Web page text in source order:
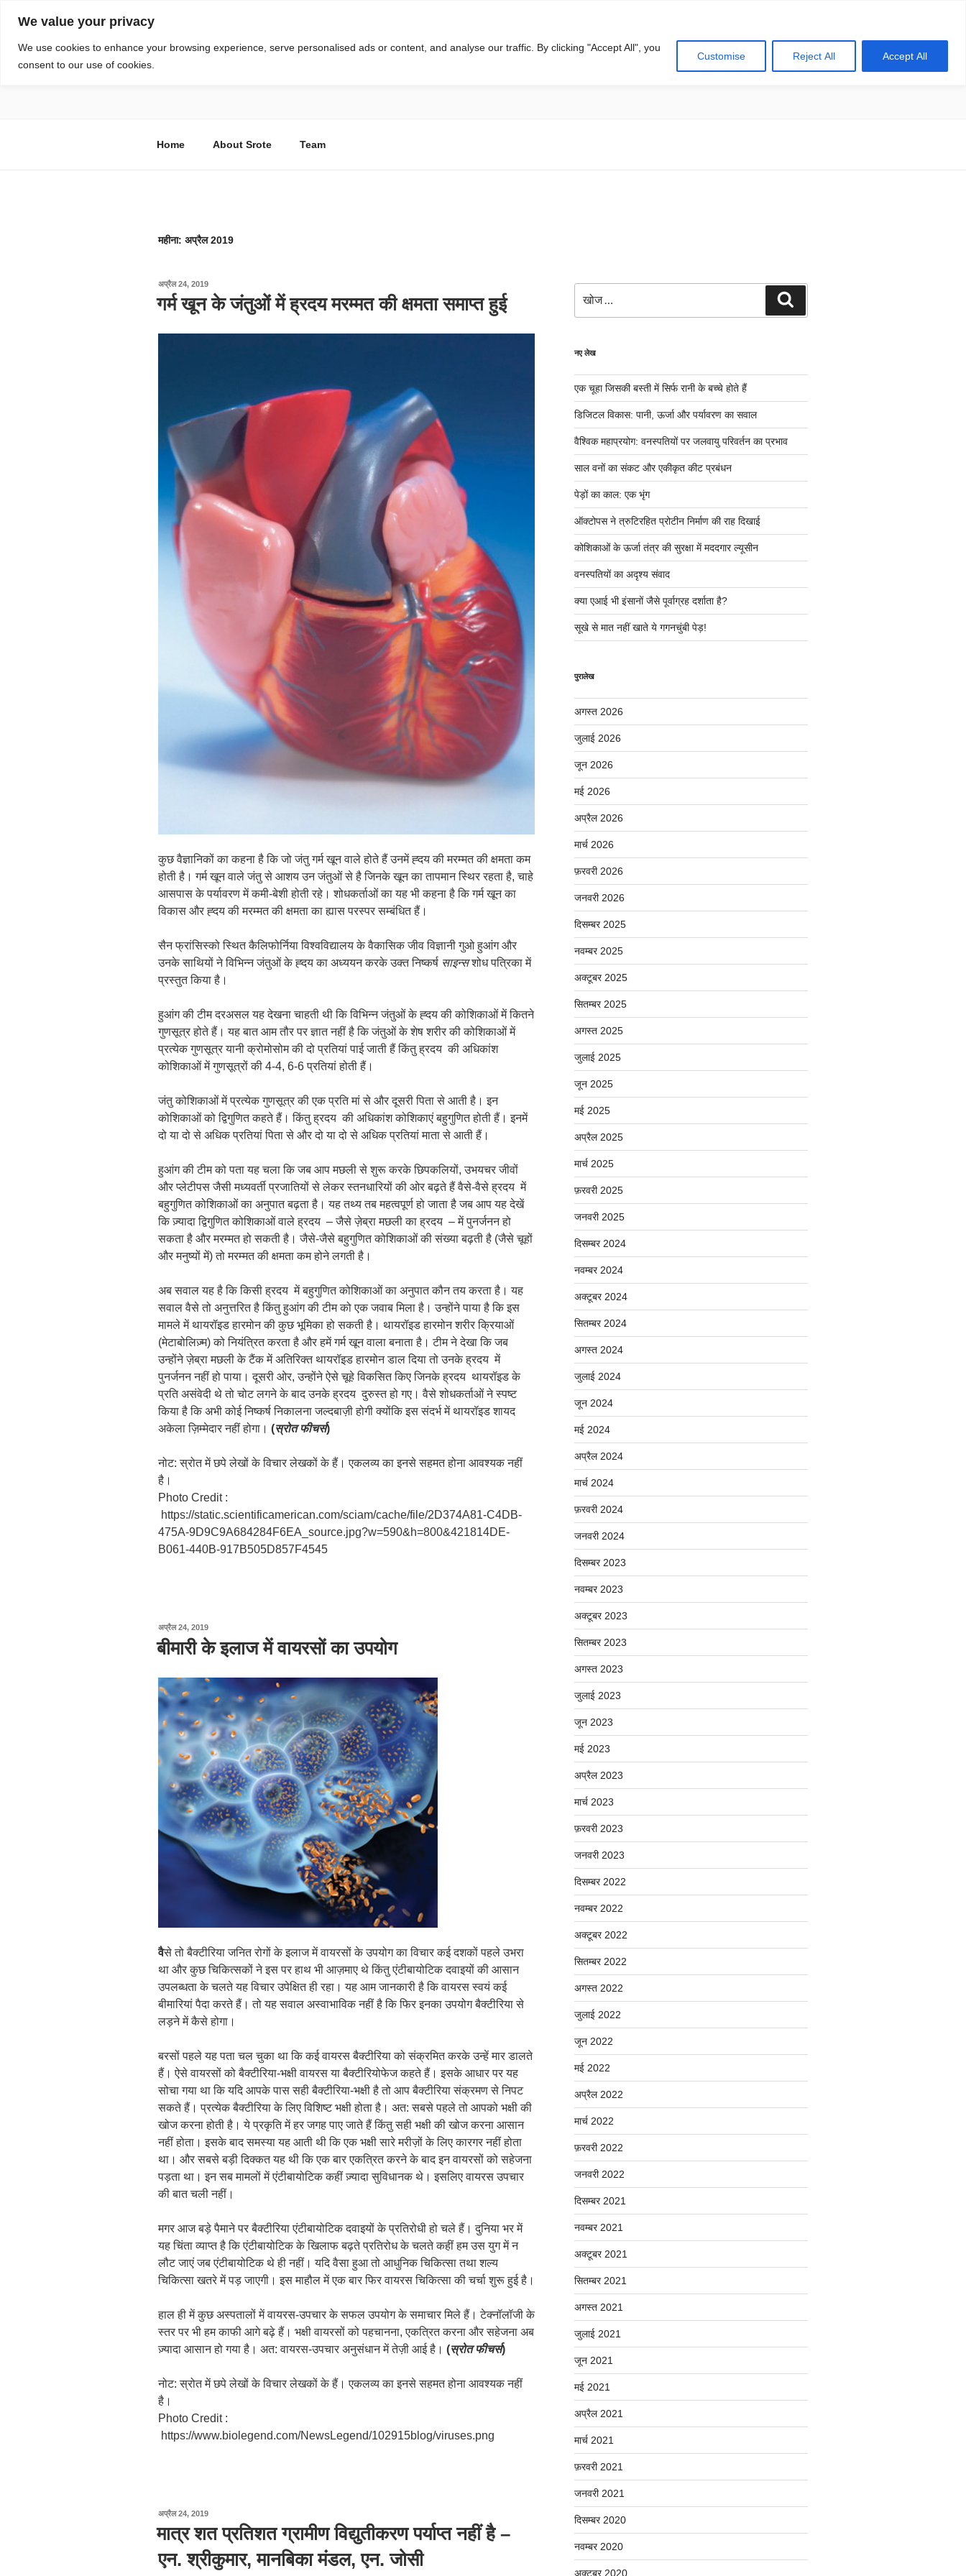
We value your privacy
We use cookies to enhance your browsing experience, serve personalised ads or content, and analyse our traffic. By clicking "Accept All", you
consent to our use of cookies.
Customise Reject All Accept All
स्रोत
Home About Srote Team
महीना: अप्रैल 2019
अप्रैल 24, 2019पर
प्रकाशित
किया
गर्म खून के जंतुओं में ह्रदय मरम्मत की क्षमता समाप्त हुई
कुछ वैज्ञानिकों का कहना है कि जो जंतु गर्म खून वाले होते हैं उनमें ह्दय की मरम्मत की क्षमता कम
होती है। गर्म खून वाले जंतु से आशय उन जंतुओं से है जिनके खून का तापमान स्थिर रहता है, चाहे
आसपास के पर्यावरण में कमी-बेशी होती रहे। शोधकर्ताओं का यह भी कहना है कि गर्म खून का
विकास और ह्दय की मरम्मत की क्षमता का ह्यास परस्पर सम्बंधित हैं।
सैन फ्रांसिस्को स्थित कैलिफोर्निया विश्वविद्यालय के वैकासिक जीव विज्ञानी गुओ हुआंग और
उनके साथियों ने विभिन्न जंतुओं के ह्दय का अध्ययन करके उक्त निष्कर्ष साइन्सशोध पत्रिका में
प्रस्तुत किया है।
हुआंग की टीम दरअसल यह देखना चाहती थी कि विभिन्न जंतुओं के ह्दय की कोशिकाओं में कितने
गुणसूत्र होते हैं। यह बात आम तौर पर ज्ञात नहीं है कि जंतुओं के शेष शरीर की कोशिकाओं में
प्रत्येक गुणसूत्र यानी क्रोमोसोम की दो प्रतियां पाई जाती हैं किंतु ह्रदय की अधिकांश
कोशिकाओं में गुणसूत्रों की 4-4, 6-6 प्रतियां होती हैं।
जंतु कोशिकाओं में प्रत्येक गुणसूत्र की एक प्रति मां से और दूसरी पिता से आती है। इन
कोशिकाओं को द्विगुणित कहते हैं। किंतु ह्रदय की अधिकांश कोशिकाएं बहुगुणित होती हैं। इनमें
दो या दो से अधिक प्रतियां पिता से और दो या दो से अधिक प्रतियां माता से आती हैं।
हुआंग की टीम को पता यह चला कि जब आप मछली से शुरू करके छिपकलियों, उभयचर जीवों
और प्लेटीपस जैसी मध्यवर्ती प्रजातियों से लेकर स्तनधारियों की ओर बढ़ते हैं वैसे-वैसे ह्रदय में
बहुगुणित कोशिकाओं का अनुपात बढ़ता है। यह तथ्य तब महत्वपूर्ण हो जाता है जब आप यह देखें
कि ज़्यादा द्विगुणित कोशिकाओं वाले ह्रदय – जैसे ज़ेब्रा मछली का ह्रदय – में पुनर्जनन हो
सकता है और मरम्मत हो सकती है। जैसे-जैसे बहुगुणित कोशिकाओं की संख्या बढ़ती है (जैसे चूहों
और मनुष्यों में) तो मरम्मत की क्षमता कम होने लगती है।
अब सवाल यह है कि किसी ह्रदय में बहुगुणित कोशिकाओं का अनुपात कौन तय करता है। यह
सवाल वैसे तो अनुत्तरित है किंतु हुआंग की टीम को एक जवाब मिला है। उन्होंने पाया है कि इस
मामले में थायरॉइड हारमोन की कुछ भूमिका हो सकती है। थायरॉइड हारमोन शरीर क्रियाओं
(मेटाबोलिज़्म) को नियंत्रित करता है और हमें गर्म खून वाला बनाता है। टीम ने देखा कि जब
उन्होंने ज़ेब्रा मछली के टैंक में अतिरिक्त थायरॉइड हारमोन डाल दिया तो उनके ह्रदय में
पुनर्जनन नहीं हो पाया। दूसरी ओर, उन्होंने ऐसे चूहे विकसित किए जिनके ह्रदय थायरॉइड के
प्रति असंवेदी थे तो चोट लगने के बाद उनके ह्रदय दुरुस्त हो गए। वैसे शोधकर्ताओं ने स्पष्ट
किया है कि अभी कोई निष्कर्ष निकालना जल्दबाज़ी होगी क्योंकि इस संदर्भ में थायरॉइड शायद
अकेला ज़िम्मेदार नहीं होगा। (स्रोत फीचर्स)
नोट: स्रोत में छपे लेखों के विचार लेखकों के हैं। एकलव्य का इनसे सहमत होना आवश्यक नहीं
है।
Photo Credit :
https://static.scientificamerican.com/sciam/cache/file/2D374A81-C4DB-
475A-9D9C9A684284F6EA_source.jpg?w=590&h=800&421814DE-
B061-440B-917B505D857F4545
अप्रैल 24, 2019पर
किया
बीमारी के इलाज में वायरसों का उपयोग
वैसे तो बैक्टीरिया जनित रोगों के इलाज में वायरसों के उपयोग का विचार कई दशकों पहले उभरा
था और कुछ चिकित्सकों ने इस पर हाथ भी आज़माए थे किंतु एंटीबायोटिक दवाइयों की आसान
उपलब्धता के चलते यह विचार उपेक्षित ही रहा। यह आम जानकारी है कि वायरस स्वयं कई
बीमारियां पैदा करते हैं। तो यह सवाल अस्वाभाविक नहीं है कि फिर इनका उपयोग बैक्टीरिया से
लड़ने में कैसे होगा।
बरसों पहले यह पता चल चुका था कि कई वायरस बैक्टीरिया को संक्रमित करके उन्हें मार डालते
हैं। ऐसे वायरसों को बैक्टीरिया-भक्षी वायरस या बैक्टीरियोफेज कहते हैं। इसके आधार पर यह
सोचा गया था कि यदि आपके पास सही बैक्टीरिया-भक्षी है तो आप बैक्टीरिया संक्रमण से निपट
सकते हैं। प्रत्येक बैक्टीरिया के लिए विशिष्ट भक्षी होता है। अत: सबसे पहले तो आपको भक्षी की
खोज करना होती है। ये प्रकृति में हर जगह पाए जाते हैं किंतु सही भक्षी की खोज करना आसान
नहीं होता। इसके बाद समस्या यह आती थी कि एक भक्षी सारे मरीज़ों के लिए कारगर नहीं होता
था। और सबसे बड़ी दिक्कत यह थी कि एक बार एकत्रित करने के बाद इन वायरसों को सहेजना
पड़ता था। इन सब मामलों में एंटीबायोटिक कहीं ज़्यादा सुविधानक थे। इसलिए वायरस उपचार
की बात चली नहीं।
मगर आज बड़े पैमाने पर बैक्टीरिया एंटीबायोटिक दवाइयों के प्रतिरोधी हो चले हैं। दुनिया भर में
यह चिंता व्याप्त है कि एंटीबायोटिक के खिलाफ बढ़ते प्रतिरोध के चलते कहीं हम उस युग में न
लौट जाएं जब एंटीबायोटिक थे ही नहीं। यदि वैसा हुआ तो आधुनिक चिकित्सा तथा शल्य
चिकित्सा खतरे में पड़ जाएगी। इस माहौल में एक बार फिर वायरस चिकित्सा की चर्चा शुरू हुई है।
हाल ही में कुछ अस्पतालों में वायरस-उपचार के सफल उपयोग के समाचार मिले हैं। टेक्नॉलॉजी के
स्तर पर भी हम काफी आगे बढ़े हैं। भक्षी वायरसों को पहचानना, एकत्रित करना और सहेजना अब
ज़्यादा आसान हो गया है। अत: वायरस-उपचार अनुसंधान में तेज़ी आई है। (स्रोत फीचर्स)
नोट: स्रोत में छपे लेखों के विचार लेखकों के हैं। एकलव्य का इनसे सहमत होना आवश्यक नहीं
है।
Photo Credit :
https://www.biolegend.com/NewsLegend/102915blog/viruses.png
अप्रैल 24, 2019पर
किया
मात्र शत प्रतिशत ग्रामीण विद्युतीकरण पर्याप्त नहीं है –
एन. श्रीकुमार, मानबिका मंडल, एन. जोसी
नए लेख
एक चूहा जिसकी बस्ती में सिर्फ रानी के बच्चे होते हैं
डिजिटल विकास: पानी, ऊर्जा और पर्यावरण का सवाल
वैश्विक महाप्रयोग: वनस्पतियों पर जलवायु परिवर्तन का प्रभाव
साल वनों का संकट और एकीकृत कीट प्रबंधन
पेड़ों का काल: एक भृंग
ऑक्टोपस ने त्रुटिरहित प्रोटीन निर्माण की राह दिखाई
कोशिकाओं के ऊर्जा तंत्र की सुरक्षा में मददगार ल्यूसीन
वनस्पतियों का अदृश्य संवाद
क्या एआई भी इंसानों जैसे पूर्वाग्रह दर्शाता है?
सूखे से मात नहीं खाते ये गगनचुंबी पेड़!
पुरालेख
अगस्त 2026
जुलाई 2026
जून 2026
मई 2026
अप्रैल 2026
मार्च 2026
फ़रवरी 2026
जनवरी 2026
दिसम्बर 2025
नवम्बर 2025
अक्टूबर 2025
सितम्बर 2025
अगस्त 2025
जुलाई 2025
जून 2025
मई 2025
अप्रैल 2025
मार्च 2025
फ़रवरी 2025
जनवरी 2025
दिसम्बर 2024
नवम्बर 2024
अक्टूबर 2024
सितम्बर 2024
अगस्त 2024
जुलाई 2024
जून 2024
मई 2024
अप्रैल 2024
मार्च 2024
फ़रवरी 2024
जनवरी 2024
दिसम्बर 2023
नवम्बर 2023
अक्टूबर 2023
सितम्बर 2023
अगस्त 2023
जुलाई 2023
जून 2023
मई 2023
अप्रैल 2023
मार्च 2023
फ़रवरी 2023
जनवरी 2023
दिसम्बर 2022
नवम्बर 2022
अक्टूबर 2022
सितम्बर 2022
अगस्त 2022
जुलाई 2022
जून 2022
मई 2022
अप्रैल 2022
मार्च 2022
फ़रवरी 2022
जनवरी 2022
दिसम्बर 2021
नवम्बर 2021
अक्टूबर 2021
सितम्बर 2021
अगस्त 2021
जुलाई 2021
जून 2021
मई 2021
अप्रैल 2021
मार्च 2021
फ़रवरी 2021
जनवरी 2021
दिसम्बर 2020
नवम्बर 2020
अक्टूबर 2020